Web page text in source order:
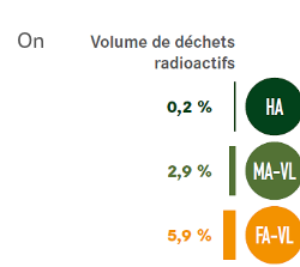
On